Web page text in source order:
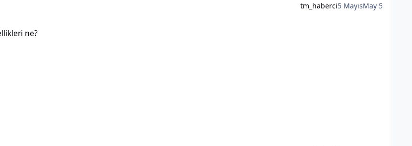
tm_haberci5 MayısMay 5
ne?